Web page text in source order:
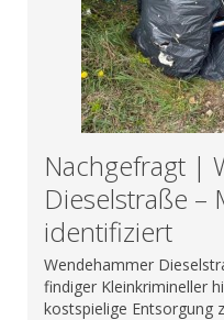
Nachgefragt |
Dieselstraße –
identifiziert
Wendehammer
findiger Kleinkrimineller
kostspielige Entsorgung